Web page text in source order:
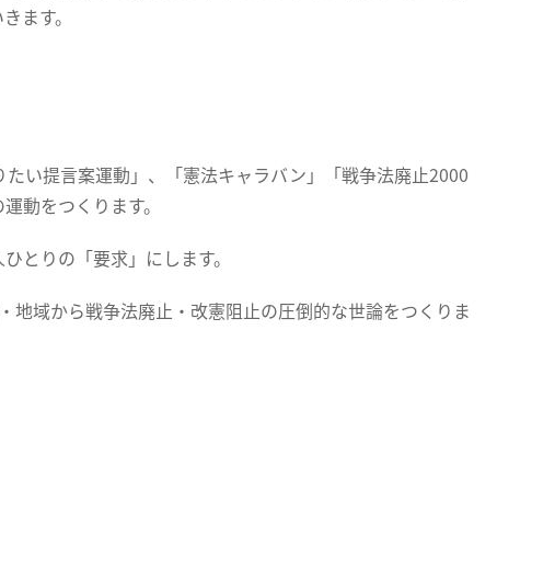
ます。
い提言案運動」、「憲法キャラバン」「戦争法廃止2000
動をつくります。
とりの「要求」にします。
地域から戦争法廃止・改憲阻止の圧倒的な世論をつくりま